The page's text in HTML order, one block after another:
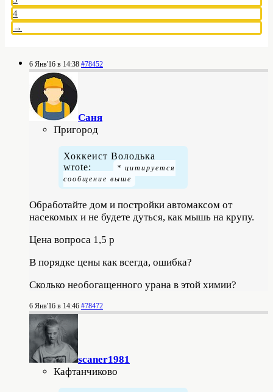
4
→
6 Янв'16 в 14:38 #78452
Саня
Пригород
Хоккеист Володька
wrote:
Обработайте дом и постройки автомаксом от
насекомых и не будете дуться, как мышь на крупу.
Цена вопроса 1,5 р
В порядке цены как всегда, ошибка?
Сколько необогащенного урана в этой химии?
6 Янв'16 в 14:46 #78472
scaner1981
Кафтанчиково